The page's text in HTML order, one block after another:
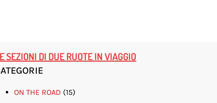
SEZIONI DI DUE RUOTE IN VIAGGIO
ON THE ROAD (15)